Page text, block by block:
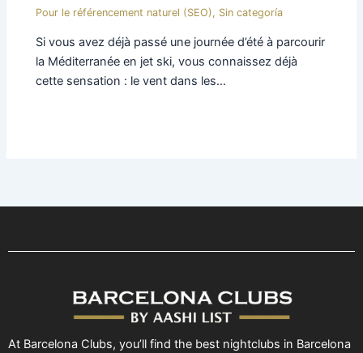
Pour le référencement naturel (SEO), Sin categoría
Si vous avez déjà passé une journée d’été à parcourir
la Méditerranée en jet ski, vous connaissez déjà
cette sensation : le vent dans les…
At Barcelona Clubs, you’ll find the best nightclubs in Barcelona